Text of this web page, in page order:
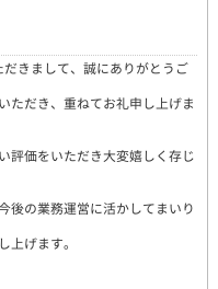
だきまして、誠にありがとうご
ただき、重ねてお礼申し上げま
評価をいただき大変嬉しく存じ
後の業務運営に活かしてまいり
げます。